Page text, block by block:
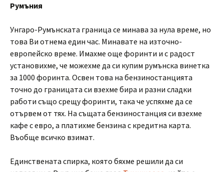
Румъния
Унгаро-Румънската граница се минава за нула време, но
това Ви отнема един час. Минавате на източно-
европейско време. Имахме още форинти и с радост
установихме, че можехме да си купим румънска винетка
за 1000 форинта. Освен това на бензиностанцията
точно до границата си взехме бира и разни сладки
работи също срещу форинти, така че успяхме да се
отървем от тях. На същата бензиностанция си взехме
кафе с евро, а платихме бензина с кредитна карта.
Въобще всичко взимат.
Единствената спирка, която бяхме решили да си